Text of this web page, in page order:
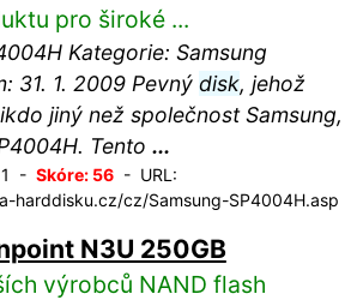
pro široké ...
Kategorie: Samsung
31. 1. 2009 Pevný disk, jehož
jiný než společnost Samsung,
Tento ...
1 - Skóre: 56- URL:
harddisku.cz/cz/Samsung-SP4004H.asp
N3U 250GB
výrobců NAND flash